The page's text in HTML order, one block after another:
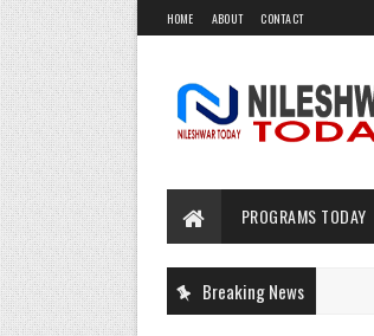
HOME ABOUT CONTACT
PROGRAMS TODAY
Breaking News